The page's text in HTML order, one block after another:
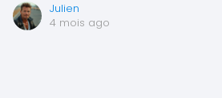
Julien
4 mois ago